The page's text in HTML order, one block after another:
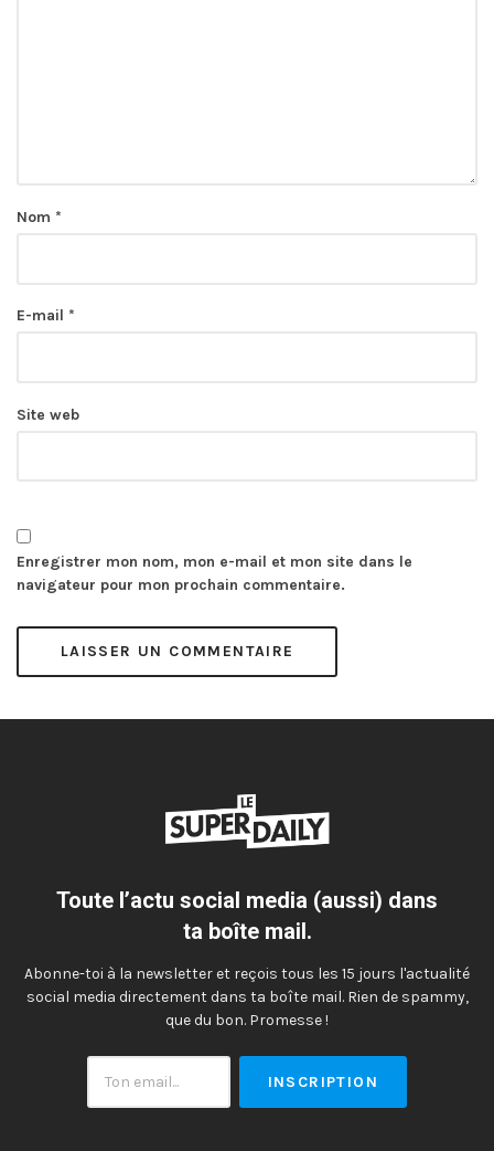
Nom *
E-mail *
Site web
Enregistrer mon nom, mon e-mail et mon site dans le
navigateur pour mon prochain commentaire.
Toute l’actu social media (aussi) dans
ta boîte mail.
Abonne-toi à la newsletter et reçois tous les 15 jours l'actualité
social media directement dans ta boîte mail. Rien de spammy,
que du bon. Promesse !